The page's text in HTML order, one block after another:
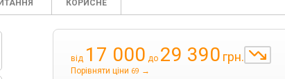
КОРИСНЕ
від 17 000 до 29 390 грн.
Порівняти ціни 69 →